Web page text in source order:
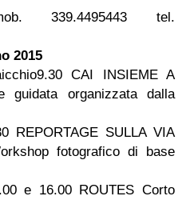
339.4495443 tel.
2015
CAI INSIEME A
guidata organizzata dalla
REPORTAGE SULLA VIA
fotografico di base
e 16.00 ROUTES Corto